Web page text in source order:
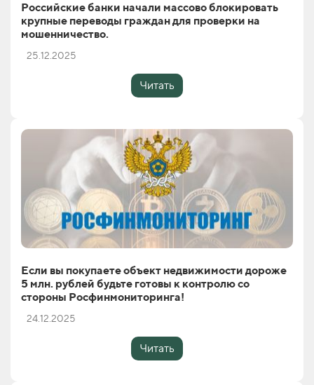
Российские банки начали массово блокировать
крупные переводы граждан для проверки на
мошенничество.
25.12.2025
Читать
Если вы покупаете объект недвижимости дороже
5 млн. рублей будьте готовы к контролю со
стороны Росфинмониторинга!
24.12.2025
Читать